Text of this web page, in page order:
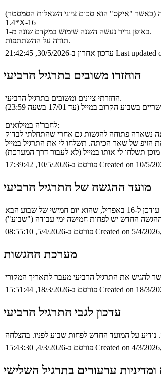
‎1.4*X-16
באופן נדיר נעשה השנה שימוש במקדם שונה מ-1.
תודה על ההשתתפות.
עדכון אחרון ב-30/5/2026, 21:42:45 Last updated
הוחזרו משובים בתרגיל הרביעי
החזרתי ציונים ומשובים בתרגיל הרביעי.
לחבר'ה במילואים:
פורסם ב-10/5/2026, 17:39:42 Created on 10/5/
מועד ההגשה של התרגיל הרביעי
פורסם ב-5/4/2026, 08:55:10 Created on 5/4/
מערכת ההגשות
פורסם ב-18/3/2026, 15:51:44 Created on 18/3/
עדכון לגבי התרגיל הרביעי
פורסם ב-4/3/2026, 15:43:30 Created on 4/3/
ומדיניות ערעורים בתרגיל השלישי